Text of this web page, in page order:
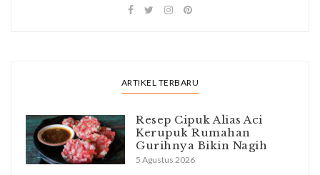
ARTIKEL TERBARU
Resep Cipuk Alias Aci
Kerupuk Rumahan
Gurihnya Bikin Nagih
5 Agustus 2026